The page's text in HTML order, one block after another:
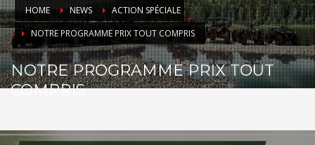
HOME NEWS
ACTION SPÉCIALE
NOTRE PROGRAMME PRIX TOUT COMPRIS
NOTRE PROGRAMME PRIX TOUT
COMPRIS